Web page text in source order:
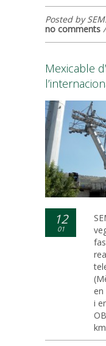
Posted by
no comments
Mexicable
12
01
en
i